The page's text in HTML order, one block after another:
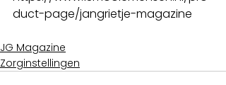
duct-page/jangrietje-magazine
JG Magazine
Zorginstellingen